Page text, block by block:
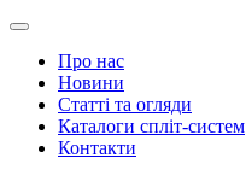
Про нас
Новини
Статті та огляди
Каталоги спліт-систем
Контакти